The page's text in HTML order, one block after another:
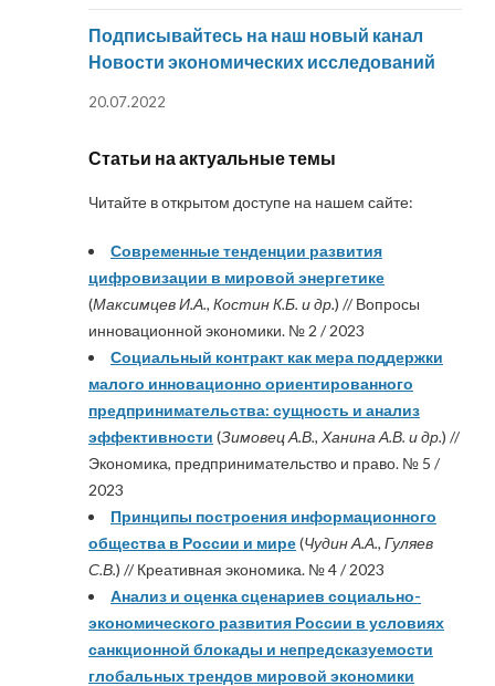
Подписывайтесь на наш новый канал
Новости экономических исследований
20.07.2022
Статьи на актуальные темы
Читайте в открытом доступе на нашем сайте:
Современные тенденции развития
цифровизации в мировой энергетике
(Максимцев И.А., Костин К.Б. и др.) // Вопросы
инновационной экономики. № 2 / 2023
Социальный контракт как мера поддержки
малого инновационно ориентированного
предпринимательства: сущность и анализ
эффективности (Зимовец А.В., Ханина А.В. и др.) //
Экономика, предпринимательство и право. № 5 /
2023
Принципы построения информационного
общества в России и мире(Чудин А.А., Гуляев
С.В.) // Креативная экономика. № 4 / 2023
Анализ и оценка сценариев социально-
экономического развития России в условиях
санкционной блокады и непредсказуемости
глобальных трендов мировой экономики